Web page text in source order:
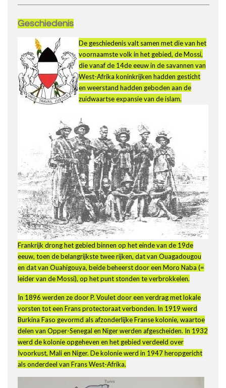
Geschiedenis
De geschiedenis valt samen met die van het
voornaamste volk in het gebied, de Mossi,
die vanaf de 14de eeuw in de savannen van
West-Afrika koninkrijken hadden gesticht
en weerstand hadden geboden aan de
zuidwaartse expansie van de islam.
Frankrijk drong het gebied binnen op het einde van de 19de
eeuw, toen de belangrijkste twee rijken, dat van Ouagadougou
en dat van Ouahigouya, beide beheerst door een Moro Naba (=
leider van de Mossi), op het punt stonden te verbrokkelen.
In 1896 werden ze door P. Voulet door een verdrag met lokale
vorsten tot een Frans protectoraat verbonden. In 1919 werd
Burkina Faso gevormd als afzonderlijke Franse kolonie, waartoe
delen van Opper-Senegal en Niger werden afgescheiden. In 1932
werd de kolonie opgeheven en het gebied verdeeld over
Ivoorkust, Mali en Niger. De kolonie werd in 1947 heropgericht
als onderdeel van Frans West-Afrika.